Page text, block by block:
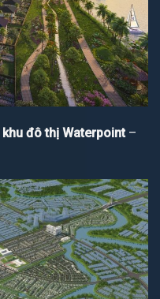
khu đô thị Waterpoint–